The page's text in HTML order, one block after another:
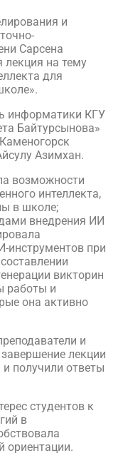
и
Сарсена
лекция на тему
для
информатики КГУ
Байтурсынова»
Азимхан.
возможности
интеллекта,
в школе;
внедрения ИИ
инструментов при
викторин
работы и
она активно
и
лекции
получили ответы
студентов к
в
ориентации.